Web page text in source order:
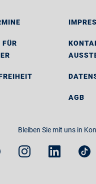
FÜR
AGB
Bleiben Sie mit uns in